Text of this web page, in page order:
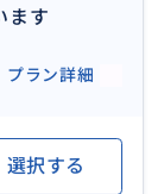
ます
プラン詳細
選択する